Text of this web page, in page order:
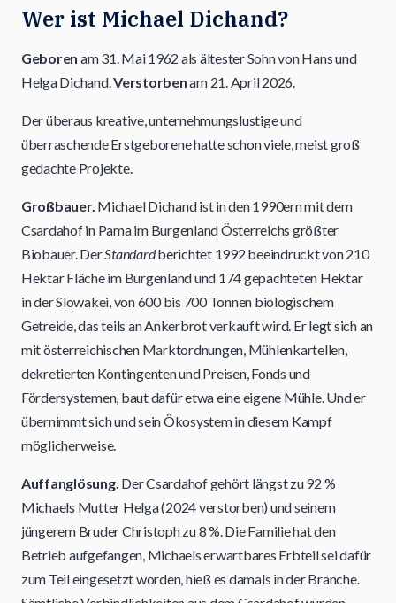
Wer ist Michael Dichand?
Geboren am 31. Mai 1962 als ältester Sohn von Hans und
Helga Dichand.Verstorbenam 21. April 2026.
Der überaus kreative, unternehmungslustige und
überraschende Erstgeborene hatte schon viele, meist groß
gedachte Projekte.
Großbauer. Michael Dichand ist in den 1990ern mit dem
Csardahof in Pama im Burgenland Österreichs größter
Biobauer. DerStandardberichtet 1992 beeindruckt von 210
Hektar Fläche im Burgenland und 174 gepachteten Hektar
in der Slowakei, von 600 bis 700 Tonnen biologischem
Getreide, das teils an Ankerbrot verkauft wird. Er legt sich an
mit österreichischen Marktordnungen, Mühlenkartellen,
dekretierten Kontingenten und Preisen, Fonds und
Fördersystemen, baut dafür etwa eine eigene Mühle. Und er
übernimmt sich und sein Ökosystem in diesem Kampf
möglicherweise.
Auffanglösung. Der Csardahof gehört längst zu 92 %
Michaels Mutter Helga (2024 verstorben) und seinem
jüngerem Bruder Christoph zu 8 %. Die Familie hat den
Betrieb aufgefangen, Michaels erwartbares Erbteil sei dafür
zum Teil eingesetzt worden, hieß es damals in der Branche.